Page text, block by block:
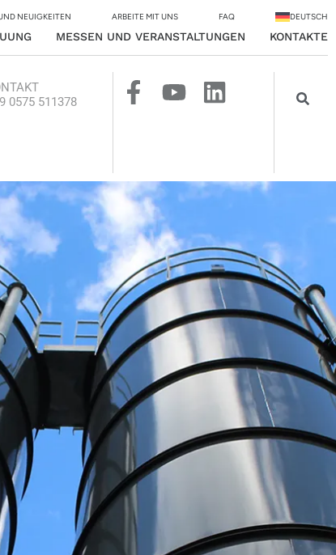
NEUIGKEITEN ARBEITE MIT UNS FAQ DEUTSCH
MESSEN UND VERANSTALTUNGEN KONTAKTE
0575 511378